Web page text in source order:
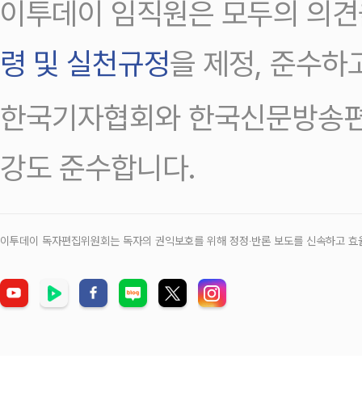
이투데이 임직원은 모두의 의
령 및 실천규정을 제정, 준수하
한국기자협회와 한국신문방송
강도 준수합니다.
이투데이 독자편집위원회는 독자의 권익보호를 위해 정정‧반론 보도를 신속하고